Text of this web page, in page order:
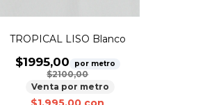
TROPICAL LISO Blanco
$1995,00 por metro
$2100,00
Venta por metro